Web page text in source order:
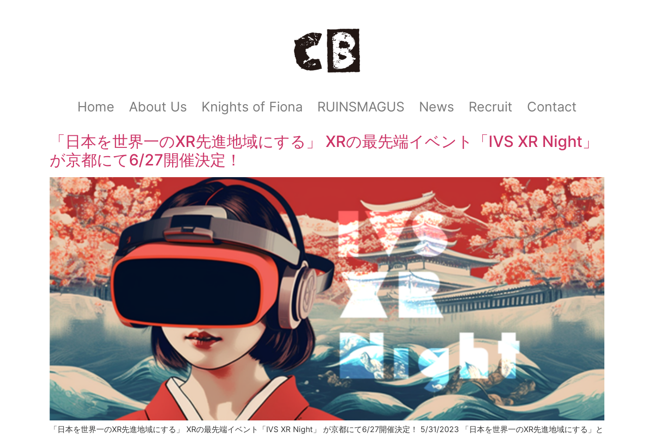
Home About Us Knights of Fiona RUINSMAGUS News Recruit Contact
「日本を世界一のXR先進地域にする」 XRの最先端イベント「IVS XR Night」
が京都にて6/27開催決定！
「日本を世界一のXR先進地域にする」 XRの最先端イベント「IVS XR Night」 が京都にて6/27開催決定！ 5/31/2023 「日本を世界一のXR先進地域にする」と